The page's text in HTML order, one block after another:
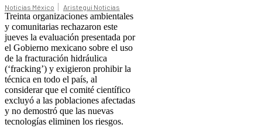
Noticias México Aristegui Noticias
Treinta organizaciones ambientales
y comunitarias rechazaron este
jueves la evaluación presentada por
el Gobierno mexicano sobre el uso
de la fracturación hidráulica
(‘fracking’) y exigieron prohibir la
técnica en todo el país, al
considerar que el comité científico
excluyó a las poblaciones afectadas
y no demostró que las nuevas
tecnologías eliminen los riesgos.